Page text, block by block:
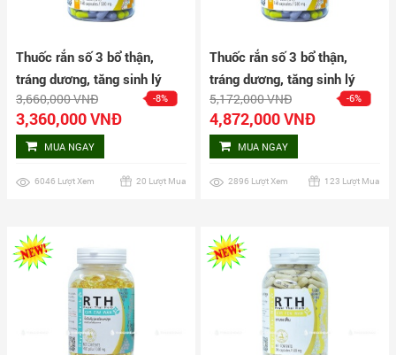
Thuốc rắn số 3 bổ thận,
tráng dương, tăng sinh lý
nam Cir Bian Wan hộp 160
viên
3,660,000 VNĐ -8%
3,360,000 VNĐ
MUA NGAY
6046 Lượt Xem 20 Lượt Mua
Thuốc rắn số 3 bổ thận,
tráng dương, tăng sinh lý
nam Cir Bian Wan hộp 240
viên
5,172,000 VNĐ -6%
4,872,000 VNĐ
MUA NGAY
2896 Lượt Xem 123 Lượt Mua